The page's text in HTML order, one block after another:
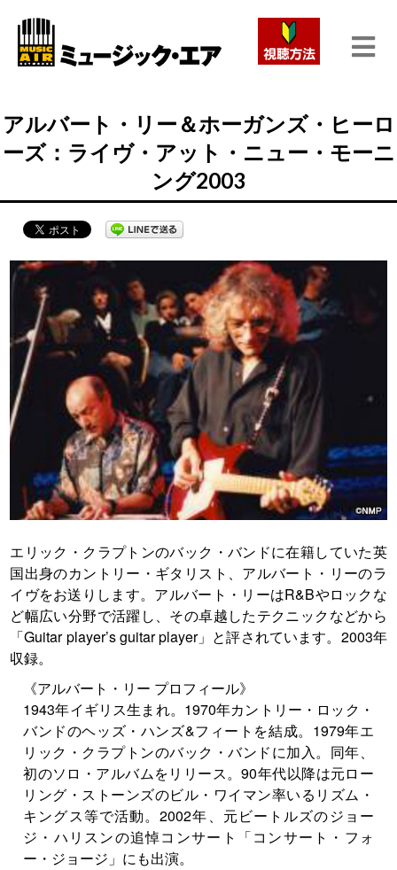
アルバート・リー＆ホーガンズ・ヒーロ
ーズ：ライヴ・アット・ニュー・モーニ
ング2003
エリック・クラプトンのバック・バンドに在籍していた英
国出身のカントリー・ギタリスト、アルバート・リーのラ
イヴをお送りします。アルバート・リーはR&Bやロックな
ど幅広い分野で活躍し、その卓越したテクニックなどから
「Guitar player’s guitar player」と評されています。2003年
収録。
《アルバート・リー プロフィール》
1943年イギリス生まれ。1970年カントリー・ロック・
バンドのヘッズ・ハンズ&フィートを結成。1979年エ
リック・クラプトンのバック・バンドに加入。同年、
初のソロ・アルバムをリリース。90年代以降は元ロー
リング・ストーンズのビル・ワイマン率いるリズム・
キングス等で活動。2002年、元ビートルズのジョー
ジ・ハリスンの追悼コンサート「コンサート・フォ
ー・ジョージ」にも出演。